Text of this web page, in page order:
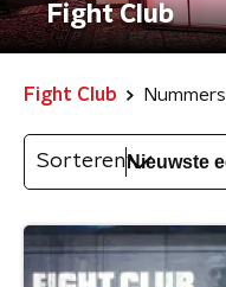
Fight Club
Fight Club Nummers
Sorteren